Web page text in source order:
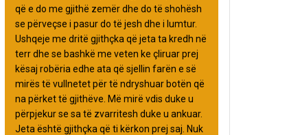
që e do me gjithë zemër dhe do të shohësh
se përveçse i pasur do të jesh dhe i lumtur.
Ushqeje me dritë gjithçka që jeta ta kredh në
terr dhe se bashkë me veten ke çliruar prej
kësaj robëria edhe ata që sjellin farën e së
mirës të vullnetet për të ndryshuar botën që
na përket të gjithëve. Më mirë vdis duke u
përpjekur se sa të zvarritesh duke u ankuar.
Jeta është gjithçka që ti kërkon prej saj. Nuk